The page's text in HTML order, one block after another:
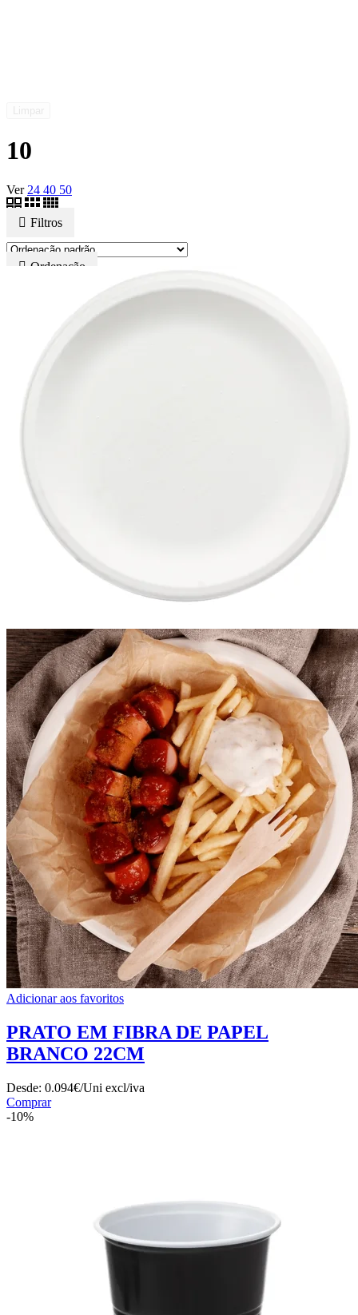
10
Ver 24 40 50
Filtros
Ordenação
Adicionar aos favoritos
PRATO EM FIBRA DE PAPEL
BRANCO 22CM
Desde: 0.094€/Uni excl/iva
Comprar
-10%